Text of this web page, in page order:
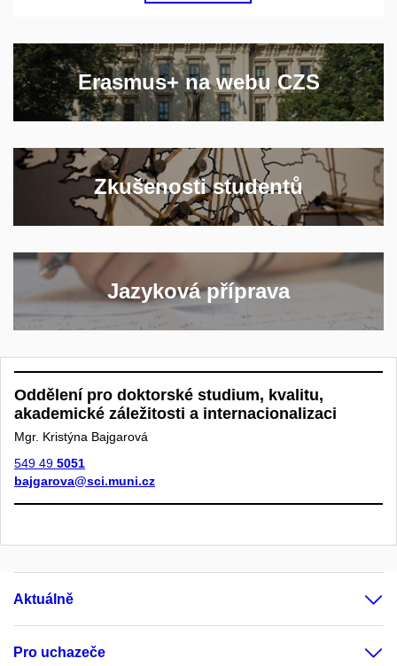
Erasmus+ na webu CZS
Zkušenosti studentů
Jazyková příprava
Oddělení pro doktorské studium, kvalitu,
akademické záležitosti a internacionalizaci
Mgr. Kristýna Bajgarová
549 49 5051
bajgarova@sci.muni.cz
Aktuálně
Pro uchazeče